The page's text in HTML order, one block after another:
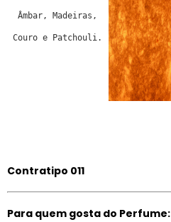
Âmbar, Madeiras,
Couro e Patchouli.
Contratipo 011
Para quem gosta do Perfume: